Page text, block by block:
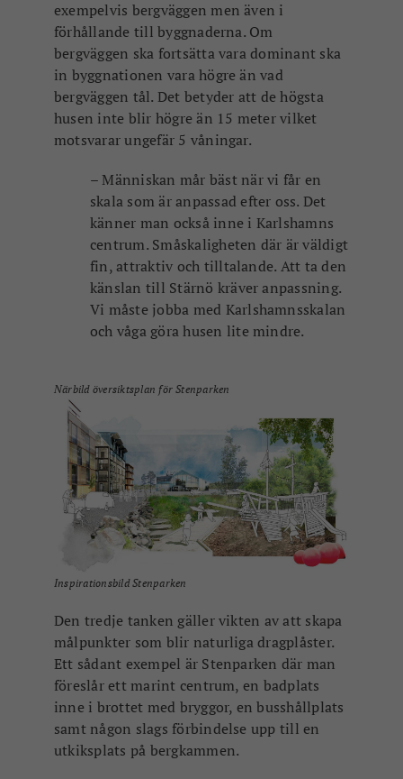
exempelvis bergväggen men även i
förhållande till byggnaderna. Om
bergväggen ska fortsätta vara dominant ska
in byggnationen vara högre än vad
bergväggen tål. Det betyder att de högsta
husen inte blir högre än 15 meter vilket
motsvarar ungefär 5 våningar.
– Människan mår bäst när vi får en
skala som är anpassad efter oss. Det
känner man också inne i Karlshamns
centrum. Småskaligheten där är väldigt
fin, attraktiv och tilltalande. Att ta den
känslan till Stärnö kräver anpassning.
Vi måste jobba med Karlshamnsskalan
och våga göra husen lite mindre.
Närbild översiktsplan för Stenparken
Inspirationsbild Stenparken
Den tredje tanken gäller vikten av att skapa
målpunkter som blir naturliga dragplåster.
Ett sådant exempel är Stenparken där man
föreslår ett marint centrum, en badplats
inne i brottet med bryggor, en busshållplats
samt någon slags förbindelse upp till en
utkiksplats på bergkammen.